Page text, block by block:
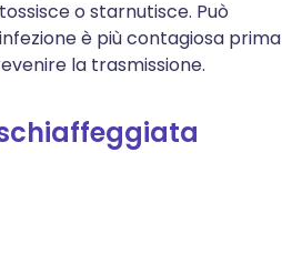
o starnutisce. Può
è più contagiosa prima
la trasmissione.